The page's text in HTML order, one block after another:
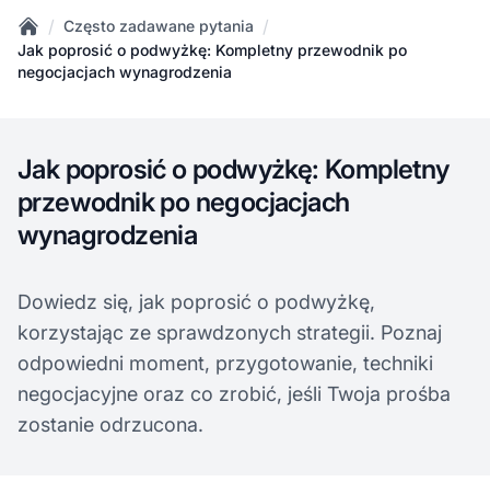
Home
/ Często zadawane pytania /
Jak poprosić o podwyżkę: Kompletny przewodnik po
negocjacjach wynagrodzenia
Jak poprosić o podwyżkę: Kompletny
przewodnik po negocjacjach
wynagrodzenia
Dowiedz się, jak poprosić o podwyżkę,
korzystając ze sprawdzonych strategii. Poznaj
odpowiedni moment, przygotowanie, techniki
negocjacyjne oraz co zrobić, jeśli Twoja prośba
zostanie odrzucona.